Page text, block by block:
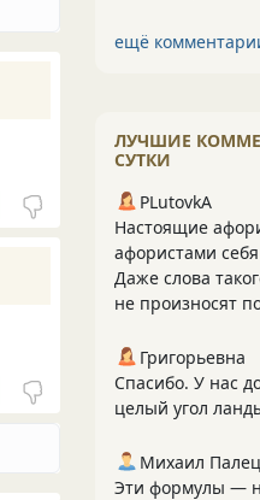
ещё
ЛУЧШИЕ
СУТКИ
PLutоvkА
Настоящие
афористами
Даже слова
не произносят
Григорьевна
Спасибо. У нас
целый угол
Михаил
Эти формулы —